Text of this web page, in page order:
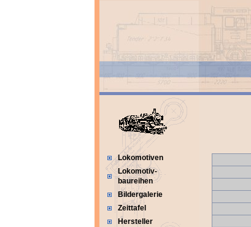
Lokomotiven
Lokomotiv-
baureihen
Bildergalerie
Zeittafel
Hersteller